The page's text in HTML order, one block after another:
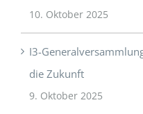
10. Oktober 2025
I3-
die Zukunft
9. Oktober 2025